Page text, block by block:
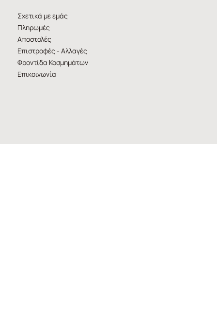
Σχετικά με εμάς
Πληρωμές
Αποστολές
Επιστροφές - Αλλαγές
Φροντίδα Κοσμημάτων
Επικοινωνία